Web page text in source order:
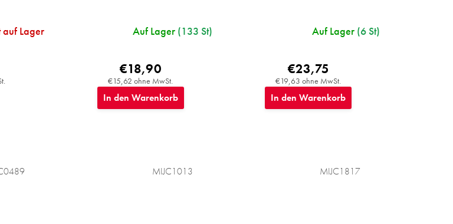
auf Lager Auf Lager (133 St)
€15,62 ohne MwSt.
€18,90
In den Warenkorb
Auf Lager (6 St)
€19,63 ohne MwSt.
€23,75
In den Warenkorb
MIJC1013 MIJC1817